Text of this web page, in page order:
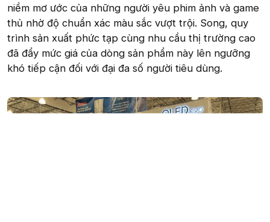
niềm mơ ước của những người yêu phim ảnh và game
thủ nhờ độ chuẩn xác màu sắc vượt trội. Song, quy
trình sản xuất phức tạp cùng nhu cầu thị trường cao
đã đẩy mức giá của dòng sản phẩm này lên ngưỡng
khó tiếp cận đối với đại đa số người tiêu dùng.